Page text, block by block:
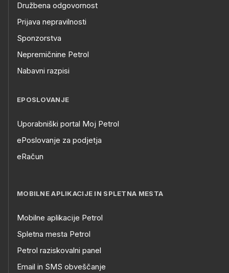
Družbena odgovornost
Prijava nepravilnosti
Sponzorstva
Nepremičnine Petrol
Nabavni razpisi
EPOSLOVANJE
Uporabniški portal Moj Petrol
ePoslovanje za podjetja
eRačun
MOBILNE APLIKACIJE IN SPLETNA MESTA
Mobilne aplikacije Petrol
Spletna mesta Petrol
Petrol raziskovalni panel
Email in SMS obveščanje